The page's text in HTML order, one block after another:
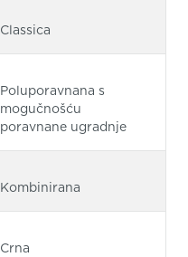
Classica
Poluporavnana s
mogučnošću
poravnane ugradnje
Kombinirana
Crna